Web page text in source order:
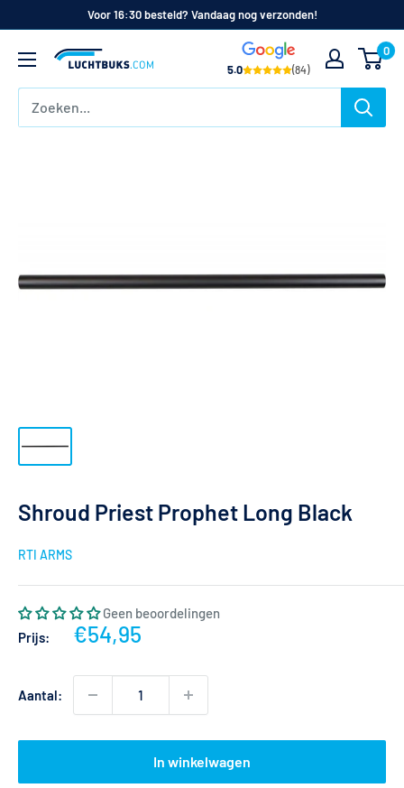
inhoud
Voor 16:30 besteld? Vandaag nog verzonden!
Luchtbuks.com
5.0 (84)
0
Shroud Priest Prophet Long Black
RTI ARMS
Geen beoordelingen
Prijs:
Actieprijs
€54,95
Aantal:
In winkelwagen